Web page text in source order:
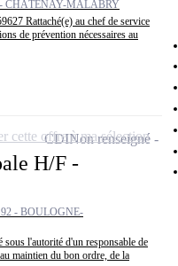
CHÂTENAY-MALABRY
Rattaché(e) au chef de service
de prévention nécessaires au
H/F -
92 - BOULOGNE-
l'autorité d'un responsable de
maintien du bon ordre, de la
CDINon renseigné
cette offre à ma sélection